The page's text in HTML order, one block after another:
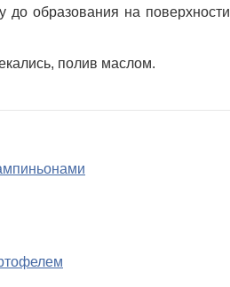
образования на поверхности
полив маслом.